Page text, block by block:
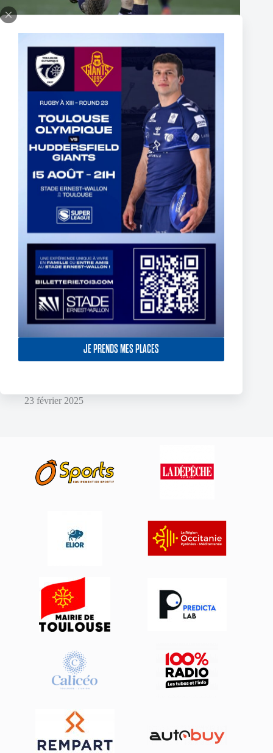
JE PRENDS MES PLACES
Thomas Lacans s’engage avec le Toulouse Olympique
5 mars 2025
23 février 2025